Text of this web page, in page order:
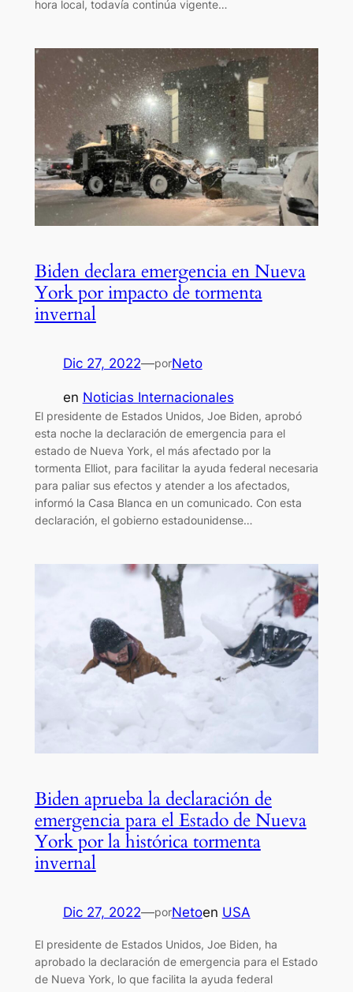
hora local, todavía continúa vigente…
Biden declara emergencia en Nueva
York por impacto de tormenta
invernal
Dic 27, 2022—porNeto
en Noticias Internacionales
El presidente de Estados Unidos, Joe Biden, aprobó
esta noche la declaración de emergencia para el
estado de Nueva York, el más afectado por la
tormenta Elliot, para facilitar la ayuda federal necesaria
para paliar sus efectos y atender a los afectados,
informó la Casa Blanca en un comunicado. Con esta
declaración, el gobierno estadounidense…
Biden aprueba la declaración de
emergencia para el Estado de Nueva
York por la histórica tormenta
invernal
Dic 27, 2022—porNetoen USA
El presidente de Estados Unidos, Joe Biden, ha
aprobado la declaración de emergencia para el Estado
de Nueva York, lo que facilita la ayuda federal